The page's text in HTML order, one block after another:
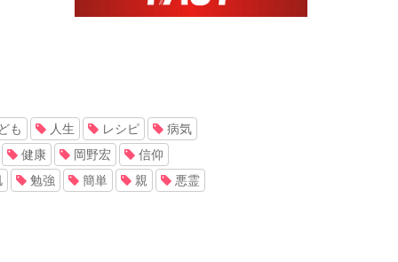
も 人生 レシピ
病気
健康
岡野宏
信仰
勉強 簡単 親 悪霊